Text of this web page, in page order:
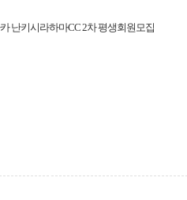
난키시라하마CC 2차 평생회원모집